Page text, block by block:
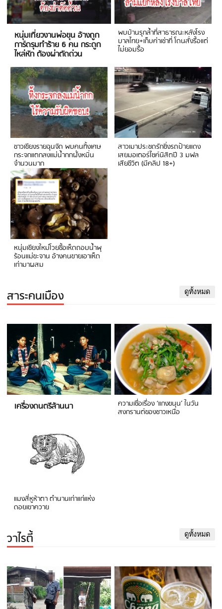
หนุ่มเที่ยวงานพ่อขุน อ้างถูก
การ์ดรุมทำร้าย 6 คน กระดูก
ไหล่หัก ต้องผ่าตัดด่วน
พบบ้านรุกล้ำที่สาธารณะหลังโรง
บาลไทย+เก็บค่าเช่าที่ โดนสั่งรื้อแต่
ไม่ยอมรื้อ
ชาวเชียงรายฉุนจัด พบคนทิ้งเศษ
กระจกแตกลงแม่น้ำกกฝั่งหมิ่น
จำนวนมาก
สาวเมาประชดรักซิ่งรถป้ายแดง
เสยมอเตอร์ไซค์นิสิตปี 3 มฟล
เสียชีวิต (มีคลิป 18+)
หนุ่มเชียงใหม่โวยซื้อเห็ดถอบน้ำพุ
ร้อนแม่ขะจาน อ้างคนขายเอาเห็ด
เก่ามาผสม
สาระคนเมือง ดูทั้งหมด
เครื่องดนตรีล้านนา ความเชื่อเรื่อง ‘แกงขนุน’ ในวัน
สงกรานต์ของชาวเหนือ
แมงสี่หูห้าตา ตำนานเก่าแก่แห่ง
ดอยเขาควาย
วาไรตี้ ดูทั้งหมด